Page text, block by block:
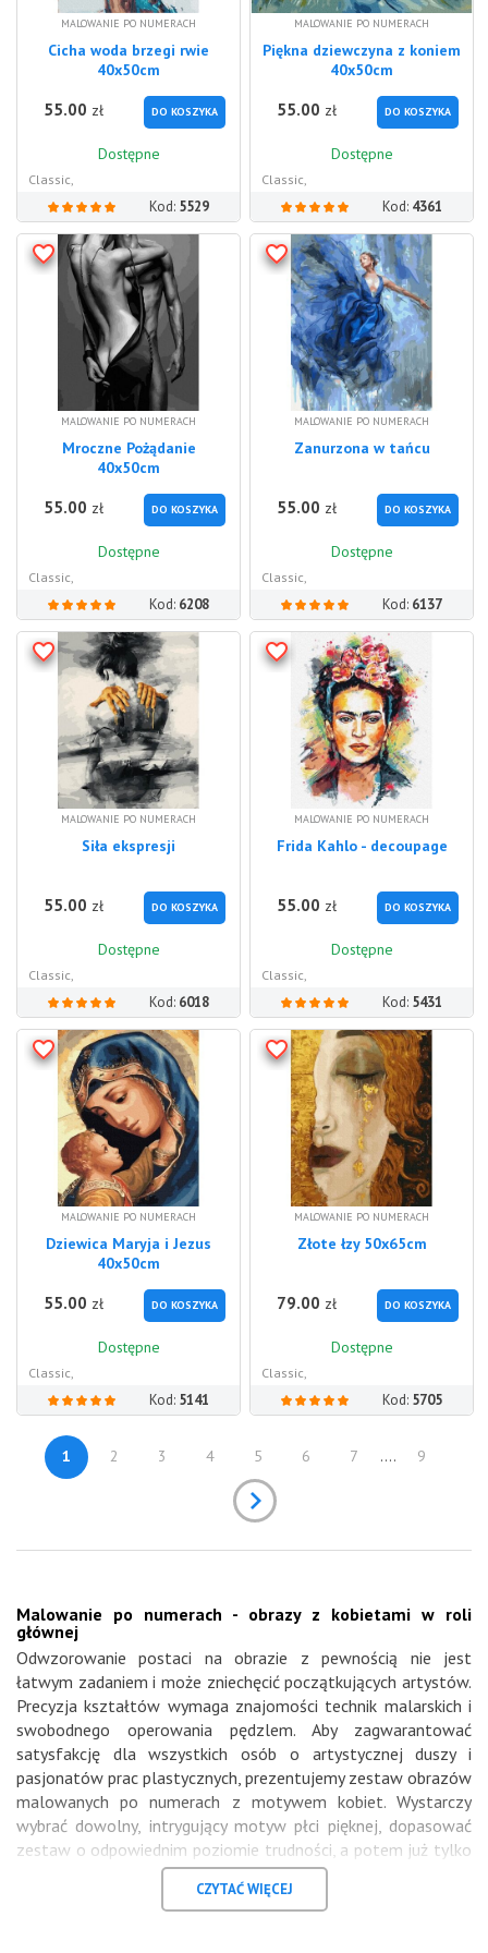
MALOWANIE PO NUMERACH
Cicha woda brzegi rwie
40x50cm
55.00 zł DO KOSZYKA
Dostępne
Classic,
Kod: 5529
MALOWANIE PO NUMERACH
Piękna dziewczyna z koniem
40x50cm
55.00 zł DO KOSZYKA
Dostępne
Classic,
Kod: 4361
MALOWANIE PO NUMERACH
Mroczne Pożądanie
40x50cm
55.00 zł DO KOSZYKA
Dostępne
Classic,
Kod: 6208
MALOWANIE PO NUMERACH
Zanurzona w tańcu
55.00 zł DO KOSZYKA
Dostępne
Classic,
Kod: 6137
MALOWANIE PO NUMERACH
Siła ekspresji
55.00 zł DO KOSZYKA
Dostępne
Classic,
Kod: 6018
MALOWANIE PO NUMERACH
Frida Kahlo - decoupage
55.00 zł DO KOSZYKA
Dostępne
Classic,
Kod: 5431
MALOWANIE PO NUMERACH
Dziewica Maryja i Jezus
40x50cm
55.00 zł DO KOSZYKA
Dostępne
Classic,
Kod: 5141
MALOWANIE PO NUMERACH
Złote łzy 50x65cm
79.00 zł DO KOSZYKA
Dostępne
Classic,
Kod: 5705
1 2 3 4 5 6 7 .... 9
Malowanie po numerach - obrazy z kobietami w roli
głównej
Odwzorowanie postaci na obrazie z pewnością nie jest
łatwym zadaniem i może zniechęcić początkujących artystów.
Precyzja kształtów wymaga znajomości technik malarskich i
swobodnego operowania pędzlem. Aby zagwarantować
satysfakcję dla wszystkich osób o artystycznej duszy i
pasjonatów prac plastycznych, prezentujemy zestaw obrazów
malowanych po numerach z motywem kobiet. Wystarczy
wybrać dowolny, intrygujący motyw płci pięknej, dopasować
zestaw o odpowiednim poziomie trudności, a potem już tylko
zatracić się w malarskim świecie. W skład wyposażenia
wchodzą niezbędne elementy umożliwiające malowanie bez
CZYTAĆ WIĘCEJ